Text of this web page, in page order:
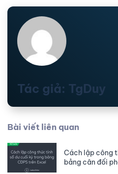
Tác giả: TgDuy
Bài viết liên quan
Cách lập công
bảng cân đối